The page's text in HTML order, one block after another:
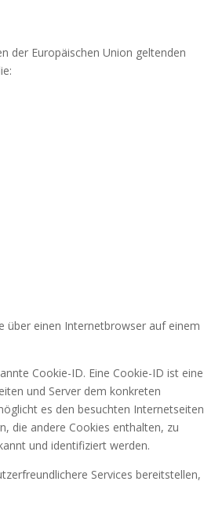
der Europäischen Union geltenden
über einen Internetbrowser auf einem
Cookie-ID. Eine Cookie-ID ist eine
und Server dem konkreten
es den besuchten Internetseiten
die andere Cookies enthalten, zu
und identifiziert werden.
Services bereitstellen,